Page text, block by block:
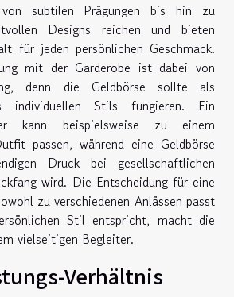
subtilen Prägungen bis hin zu
Designs reichen und bieten
für jeden persönlichen Geschmack.
mit der Garderobe ist dabei von
denn die Geldbörse sollte als
individuellen Stils fungieren. Ein
kann beispielsweise zu einem
passen, während eine Geldbörse
Druck bei gesellschaftlichen
wird. Die Entscheidung für eine
zu verschiedenen Anlässen passt
Stil entspricht, macht die
vielseitigen Begleiter.
Verhältnis